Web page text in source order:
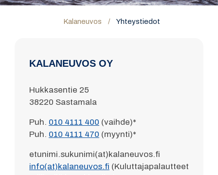
Kalaneuvos / Yhteystiedot
KALANEUVOS OY
Hukkasentie 25
38220 Sastamala
Puh. 010 4111 400 (vaihde)*
Puh. 010 4111 470 (myynti)*
etunimi.sukunimi(at)kalaneuvos.fi
info(at)kalaneuvos.fi (Kuluttajapalautteet